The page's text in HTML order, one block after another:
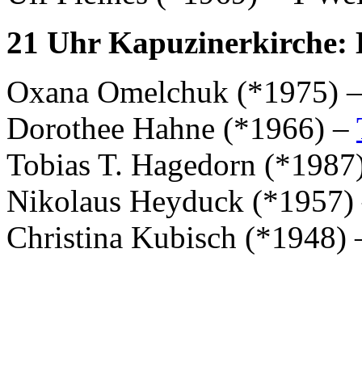
21 Uhr Kapuzinerkirche:
Oxana Omelchuk (*1975)
Dorothee Hahne (*1966) –
Tobias T. Hagedorn
Nikolaus Heyduck (*1957)
Christina Kubisch (*1948)